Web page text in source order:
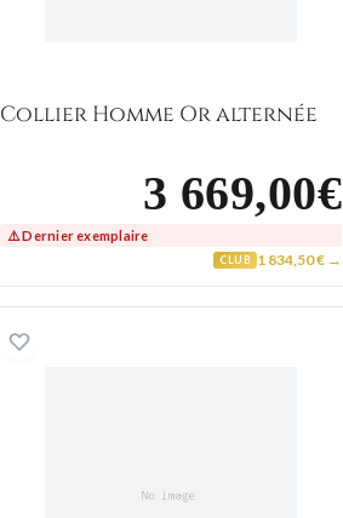
Collier Homme Or alternée
3 669,00€
⚠️ Dernier exemplaire
CLUB 1 834,50 € →